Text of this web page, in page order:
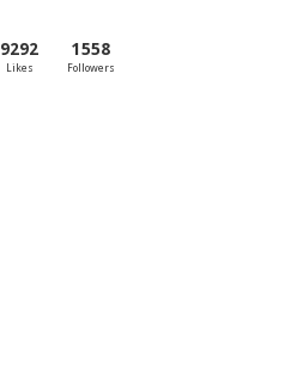
9292
Likes
1558
Followers